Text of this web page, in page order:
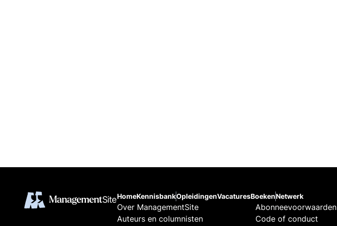
HomeKennisbankOpleidingenVacaturesBoekenNetwerk
Over ManagementSite
Auteurs en columnisten
Abonneevoorwaarden
Code of conduct